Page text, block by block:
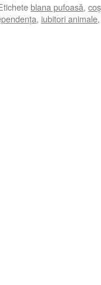
blana pufoasă,
, iubitori animale